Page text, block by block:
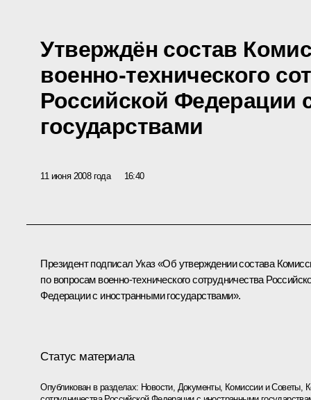
Утверждён состав
военно-технического
Российской Федерации
государствами
11 июня 2008 года 16:40
Президент подписал Указ «Об утверждении состава
по вопросам военно-технического сотрудничества
Федерации с иностранными государствами».
Статус материала
Опубликован в разделах: Новости, Документы, Комиссии и Советы,